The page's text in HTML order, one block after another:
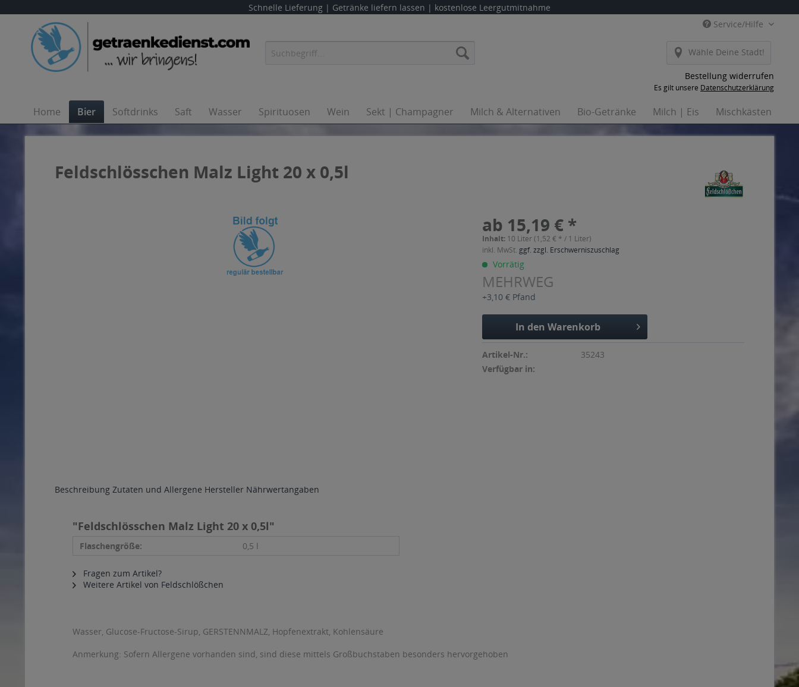
Schnelle Lieferung | Getränke liefern lassen | kostenlose Leergutmitnahme
Service/Hilfe
Wähle Deine Stadt!
Bestellung widerrufen
Es gilt unsere Datenschutzerklärung
Home Bier Softdrinks Saft Wasser Spirituosen Wein Sekt | Champagner Milch & Alternativen Bio-Getränke Milch | Eis Mischkästen
Feldschlösschen Malz Light 20 x 0,5l
ab 15,19 € *
Inhalt: 10 Liter (1,52 € * / 1 Liter)
inkl. MwSt. ggf. zzgl. Erschwerniszuschlag
Vorrätig
MEHRWEG
+3,10 € Pfand
In den Warenkorb
Artikel-Nr.:
35243
Verfügbar in:
Beschreibung Zutaten und Allergene Hersteller Nährwertangaben
"Feldschlösschen Malz Light 20 x 0,5l"
Flaschengröße: 0,5 l
Fragen zum Artikel?
Weitere Artikel von Feldschlößchen
Wasser, Glucose-Fructose-Sirup, GERSTENNMALZ, Hopfenextrakt, Kohlensäure
Anmerkung: Sofern Allergene vorhanden sind, sind diese mittels Großbuchstaben besonders hervorgehoben